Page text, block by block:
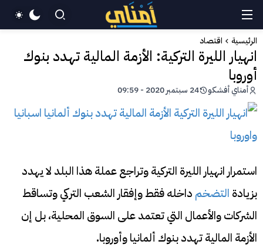
الرئيسية اقتصاد
انهيار الليرة التركية: الأزمة المالية تهدد بنوك
أوروبا
أمناي أفشكو 24 سبتمبر 2020 - 09:59
استمرار انهيار الليرة التركية وتراجع عملة هذا البلد لا يهدد
بزيادة التضخم داخله فقط وإفقار الشعب التركي وتساقط
الشركات والأعمال التي تعتمد على السوق المحلية، بل إن
الأزمة المالية تهدد بنوك ألمانيا وأوروبا.